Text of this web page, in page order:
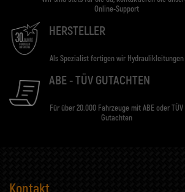
Online-Support
HERSTELLER
Als Spezialist fertigen wir Hydraulikleitungen
ABE - TÜV GUTACHTEN
Für über 20.000 Fahrzeuge mit ABE oder TÜV
Gutachten